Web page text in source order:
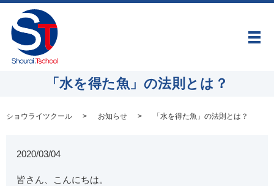
メ
「水を得た魚」の法則とは？
ショウライツクール お知らせ 「水を得た魚」の法則とは？
2020/03/04
皆さん、こんにちは。